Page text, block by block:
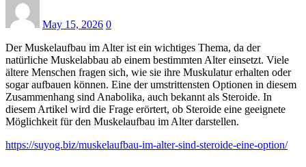
May 15, 2026 0
Der Muskelaufbau im Alter ist ein wichtiges Thema, da der
natürliche Muskelabbau ab einem bestimmten Alter einsetzt. Viele
ältere Menschen fragen sich, wie sie ihre Muskulatur erhalten oder
sogar aufbauen können. Eine der umstrittensten Optionen in diesem
Zusammenhang sind Anabolika, auch bekannt als Steroide. In
diesem Artikel wird die Frage erörtert, ob Steroide eine geeignete
Möglichkeit für den Muskelaufbau im Alter darstellen.
https://suyog.biz/muskelaufbau-im-alter-sind-steroide-eine-option/